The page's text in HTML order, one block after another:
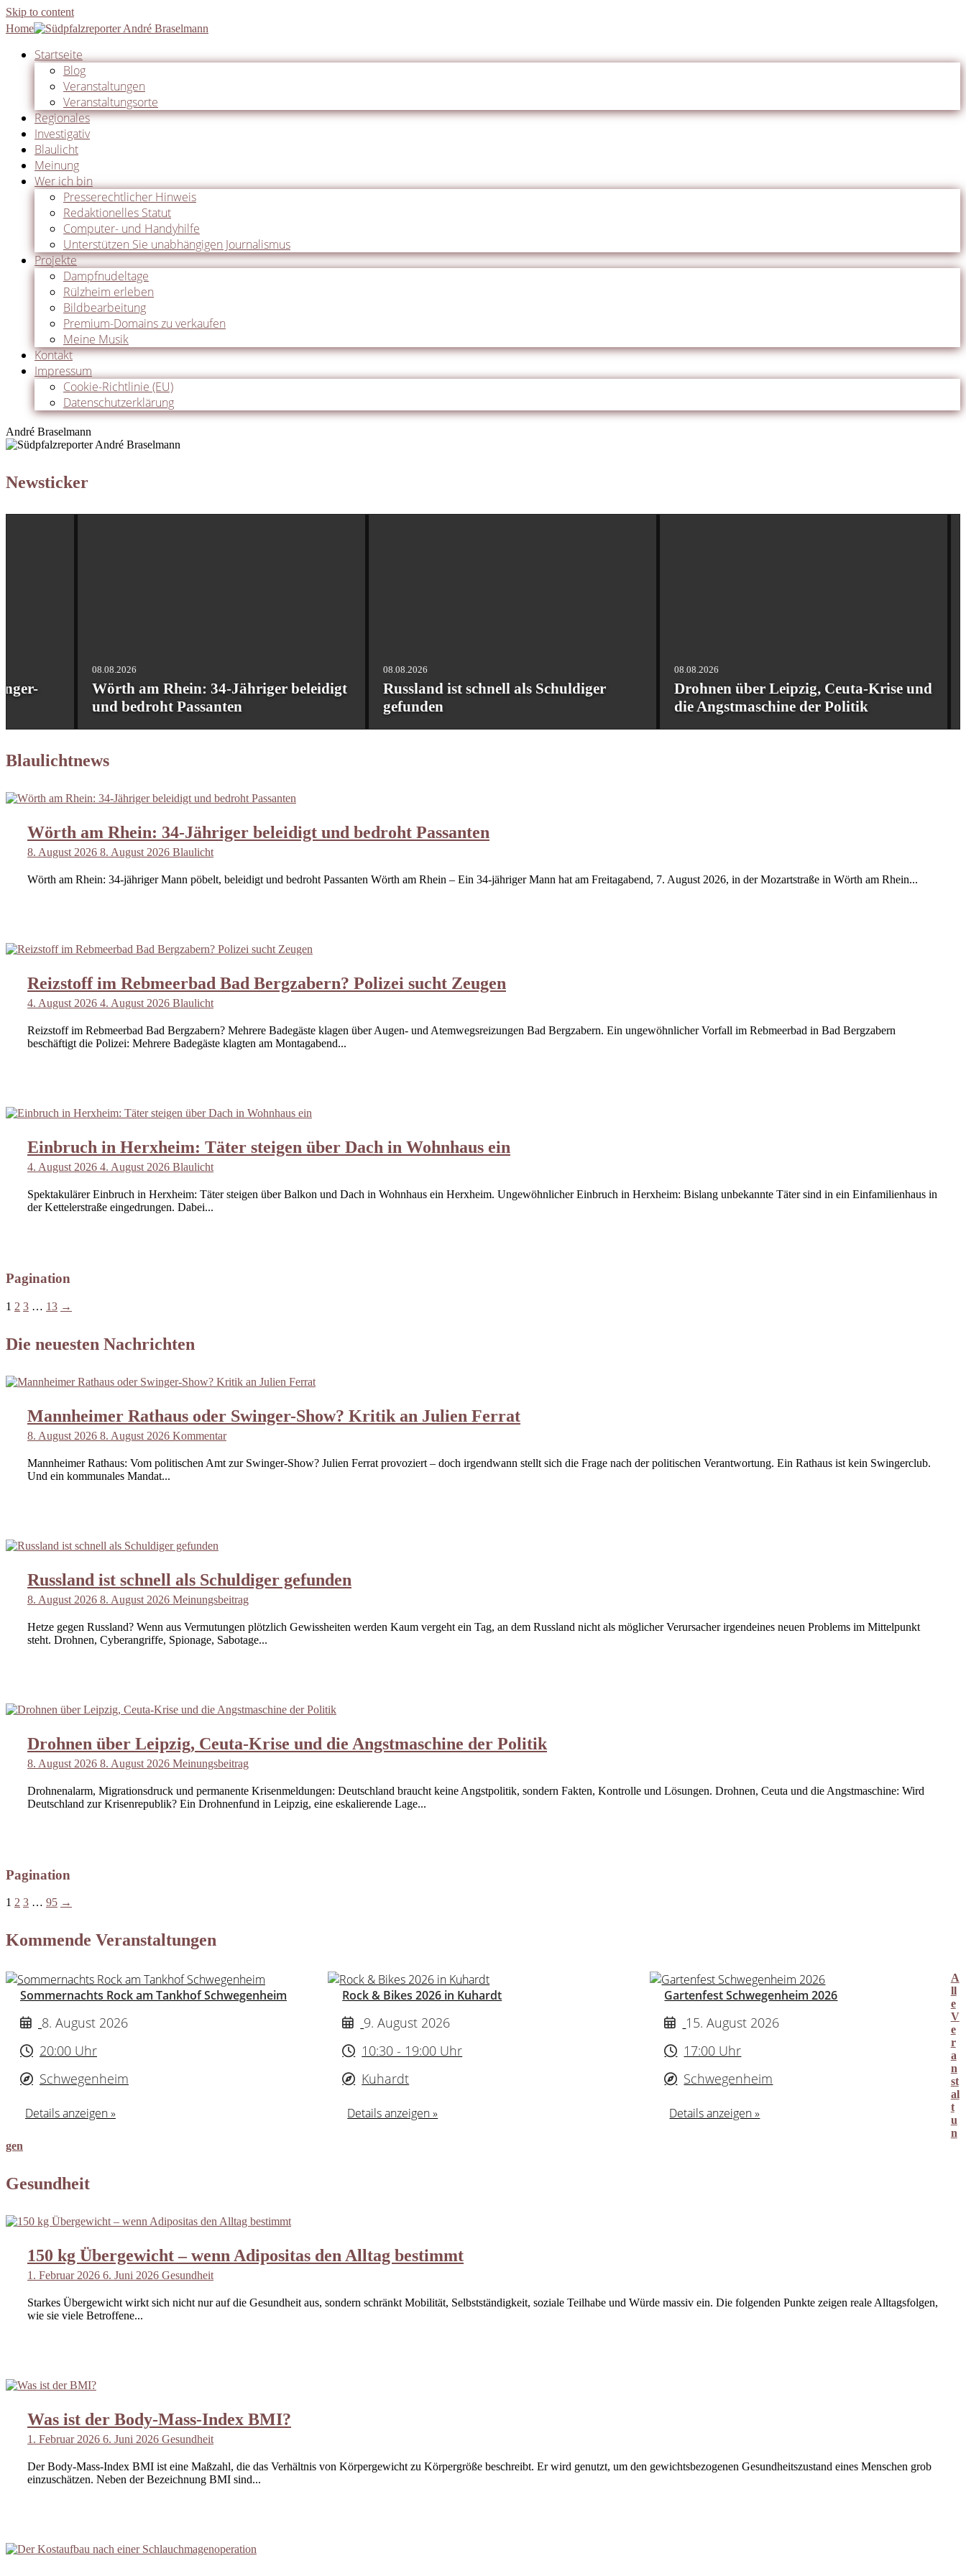
Skip to content
Home
Startseite
Blog
Veranstaltungen
Veranstaltungsorte
Regionales
Investigativ
Blaulicht
Meinung
Wer ich bin
Presserechtlicher Hinweis
Redaktionelles Statut
Computer- und Handyhilfe
Unterstützen Sie unabhängigen Journalismus
Projekte
Dampfnudeltage
Rülzheim erleben
Bildbearbeitung
Premium-Domains zu verkaufen
Meine Musik
Kontakt
Impressum
Cookie-Richtlinie (EU)
Datenschutzerklärung
André Braselmann
Newsticker
08.08.2026
Wörth am Rhein: 34-Jähriger beleidigt
und bedroht Passanten
08.08.2026
Russland ist schnell als Schuldiger
gefunden
08.08.2026
Drohnen über Leipzig, Ceuta-Krise und
die Angstmaschine der Politik
Blaulichtnews
Wörth am Rhein: 34-Jähriger beleidigt und bedroht Passanten
8. August 2026 8. August 2026 Blaulicht
Wörth am Rhein: 34-jähriger Mann pöbelt, beleidigt und bedroht Passanten Wörth am Rhein – Ein 34-jähriger Mann hat am Freitagabend, 7. August 2026, in der Mozartstraße in Wörth am Rhein...
Reizstoff im Rebmeerbad Bad Bergzabern? Polizei sucht Zeugen
4. August 2026 4. August 2026 Blaulicht
Reizstoff im Rebmeerbad Bad Bergzabern? Mehrere Badegäste klagen über Augen- und Atemwegsreizungen Bad Bergzabern. Ein ungewöhnlicher Vorfall im Rebmeerbad in Bad Bergzabern
beschäftigt die Polizei: Mehrere Badegäste klagten am Montagabend...
Einbruch in Herxheim: Täter steigen über Dach in Wohnhaus ein
4. August 2026 4. August 2026 Blaulicht
Spektakulärer Einbruch in Herxheim: Täter steigen über Balkon und Dach in Wohnhaus ein Herxheim. Ungewöhnlicher Einbruch in Herxheim: Bislang unbekannte Täter sind in ein Einfamilienhaus in
der Kettelerstraße eingedrungen. Dabei...
Pagination
1 2 3 … 13 →
Die neuesten Nachrichten
Mannheimer Rathaus oder Swinger-Show? Kritik an Julien Ferrat
8. August 2026 8. August 2026 Kommentar
Mannheimer Rathaus: Vom politischen Amt zur Swinger-Show? Julien Ferrat provoziert – doch irgendwann stellt sich die Frage nach der politischen Verantwortung. Ein Rathaus ist kein Swingerclub.
Und ein kommunales Mandat...
Russland ist schnell als Schuldiger gefunden
8. August 2026 8. August 2026 Meinungsbeitrag
Hetze gegen Russland? Wenn aus Vermutungen plötzlich Gewissheiten werden Kaum vergeht ein Tag, an dem Russland nicht als möglicher Verursacher irgendeines neuen Problems im Mittelpunkt
steht. Drohnen, Cyberangriffe, Spionage, Sabotage...
Drohnen über Leipzig, Ceuta-Krise und die Angstmaschine der Politik
8. August 2026 8. August 2026 Meinungsbeitrag
Drohnenalarm, Migrationsdruck und permanente Krisenmeldungen: Deutschland braucht keine Angstpolitik, sondern Fakten, Kontrolle und Lösungen. Drohnen, Ceuta und die Angstmaschine: Wird
Deutschland zur Krisenrepublik? Ein Drohnenfund in Leipzig, eine eskalierende Lage...
Pagination
1 2 3 … 95 →
Kommende Veranstaltungen
Sommernachts Rock am Tankhof Schwegenheim
8. August 2026
20:00 Uhr
Schwegenheim
Details anzeigen »
Rock & Bikes 2026 in Kuhardt
9. August 2026
10:30 - 19:00 Uhr
Kuhardt
Details anzeigen »
Gartenfest Schwegenheim 2026
15. August 2026
17:00 Uhr
Schwegenheim
Details anzeigen »
A
ll
e
V
e
r
a
n
st
al
t
u
n
gen
Gesundheit
150 kg Übergewicht – wenn Adipositas den Alltag bestimmt
1. Februar 2026 6. Juni 2026 Gesundheit
Starkes Übergewicht wirkt sich nicht nur auf die Gesundheit aus, sondern schränkt Mobilität, Selbstständigkeit, soziale Teilhabe und Würde massiv ein. Die folgenden Punkte zeigen reale Alltagsfolgen,
wie sie viele Betroffene...
Was ist der Body-Mass-Index BMI?
1. Februar 2026 6. Juni 2026 Gesundheit
Der Body-Mass-Index BMI ist eine Maßzahl, die das Verhältnis von Körpergewicht zu Körpergröße beschreibt. Er wird genutzt, um den gewichtsbezogenen Gesundheitszustand eines Menschen grob
einzuschätzen. Neben der Bezeichnung BMI sind...